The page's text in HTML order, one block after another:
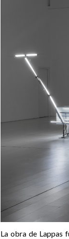
La obra de Lappas